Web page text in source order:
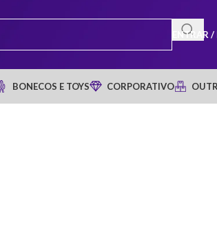
ENTRAR
BONECOS E TOYS CORPORATIVO